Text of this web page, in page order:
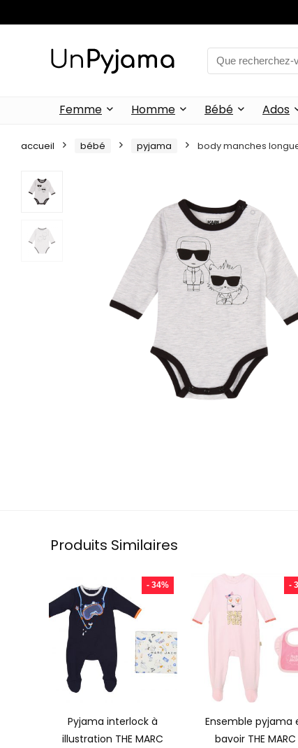
Femme Homme Bébé Ados
accueil bébé pyjama body manches
Produits Similaires
- 34%
Pyjama interlock à
illustration THE MARC
-
Ensemble pyjama
bavoir THE MARC